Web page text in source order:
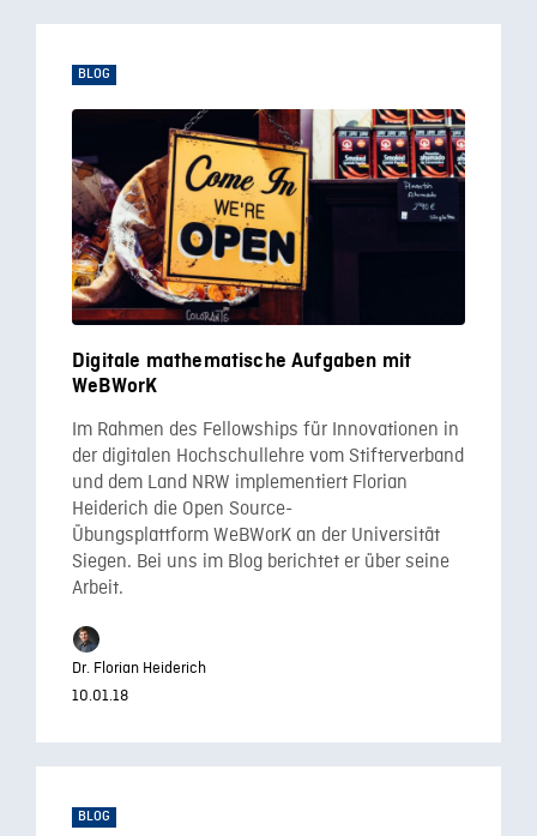
BLOG
Digitale mathematische Aufgaben mit
WeBWorK
Im Rahmen des Fellowships für Innovationen in
der digitalen Hochschullehre vom Stifterverband
und dem Land NRW implementiert Florian
Heiderich die Open Source-
Übungsplattform WeBWorK an der Universität
Siegen. Bei uns im Blog berichtet er über seine
Arbeit.
Dr. Florian Heiderich
10.01.18
BLOG